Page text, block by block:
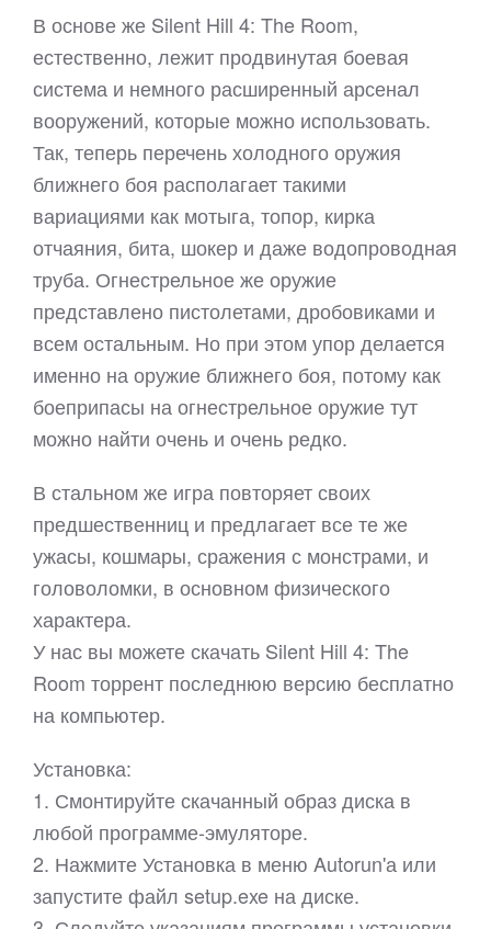
В основе же Silent Hill 4: The Room,
естественно, лежит продвинутая боевая
система и немного расширенный арсенал
вооружений, которые можно использовать.
Так, теперь перечень холодного оружия
ближнего боя располагает такими
вариациями как мотыга, топор, кирка
отчаяния, бита, шокер и даже водопроводная
труба. Огнестрельное же оружие
представлено пистолетами, дробовиками и
всем остальным. Но при этом упор делается
именно на оружие ближнего боя, потому как
боеприпасы на огнестрельное оружие тут
можно найти очень и очень редко.
В стальном же игра повторяет своих
предшественниц и предлагает все те же
ужасы, кошмары, сражения с монстрами, и
головоломки, в основном физического
характера.
У нас вы можете скачать Silent Hill 4: The
Room торрент последнюю версию бесплатно
на компьютер.
Установка:
1. Смонтируйте скачанный образ диска в
любой программе-эмуляторе.
2. Нажмите Установка в меню Autorun'а или
запустите файл setup.exe на диске.